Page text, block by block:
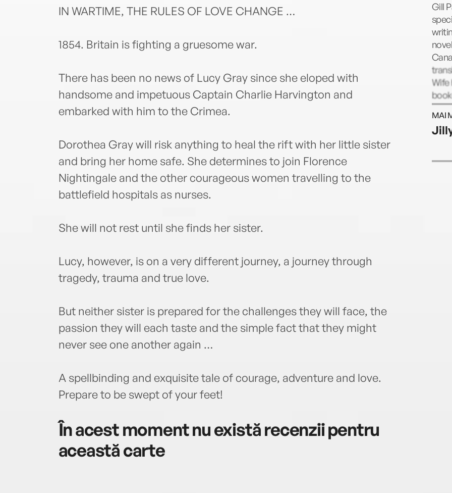
IN WARTIME, THE RULES OF LOVE CHANGE …
1854. Britain is fighting a gruesome war.
There has been no news of Lucy Gray since she eloped with
handsome and impetuous Captain Charlie Harvington and
embarked with him to the Crimea.
Dorothea Gray will risk anything to heal the rift with her little sister
and bring her home safe. She determines to join Florence
Nightingale and the other courageous women travelling to the
battlefield hospitals as nurses.
She will not rest until she finds her sister.
Lucy, however, is on a very different journey, a journey through
tragedy, trauma and true love.
But neither sister is prepared for the challenges they will face, the
passion they will each taste and the simple fact that they might
never see one another again …
A spellbinding and exquisite tale of courage, adventure and love.
Prepare to be swept of your feet!
În acest moment nu există recenzii pentru
această carte
Gill
Wife
MAI